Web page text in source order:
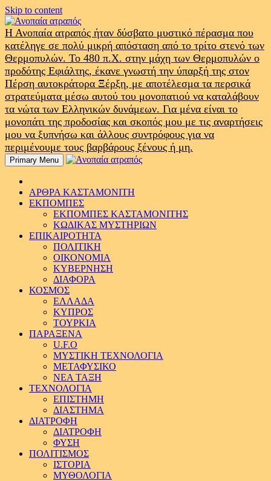
Skip to content
Η Ανοπαία ατραπός ήταν δύσβατο μυστικό πέρασμα που
κατέληγε σε πολύ μικρή απόσταση από το τρίτο στενό των
Θερμοπυλών. Το 480 π.Χ. στην μάχη των Θερμοπυλών ο
προδότης Εφιάλτης, έκανε γνωστή την ύπαρξή της στον
Πέρση αυτοκράτορα Ξέρξη, με αποτέλεσμα τα περσικά
στρατεύματα μέσω αυτού του μονοπατιού να καταλάβουν
τα νώτα των Ελληνικών δυνάμεων. Για μένα είναι το
μονοπάτι της προδοσίας και σκοπός μου με τις αναρτήσεις
μου να ξυπνήσω και άλλους συντρόφους για να
περιμένουμε τους βαρβάρους ξένους ή μη.
Primary Menu
ΑΡΘΡΑ ΚΑΣΤΑΜΟΝΙΤΗ
ΕΚΠΟΜΠΕΣ
ΕΚΠΟΜΠΕΣ ΚΑΣΤΑΜΟΝΙΤΗΣ
ΚΩΔΙΚΑΣ ΜΥΣΤΗΡΙΩΝ
ΕΠΙΚΑΙΡΟΤΗΤΑ
ΠΟΛΙΤΙΚΗ
ΟΙΚΟΝΟΜΙΑ
ΚΥΒΕΡΝΗΣΗ
ΔΙΑΦΟΡΑ
ΚΟΣΜΟΣ
ΕΛΛΑΔΑ
ΚΥΠΡΟΣ
ΤΟΥΡΚΙΑ
ΠΑΡΑΞΕΝΑ
U.F.O
ΜΥΣΤΙΚΗ ΤΕΧΝΟΛΟΓΙΑ
ΜΕΤΑΦΥΣΙΚΟ
ΝΕΑ ΤΑΞΗ
ΤΕΧΝΟΛΟΓΙΑ
ΕΠΙΣΤΗΜΗ
ΔΙΑΣΤΗΜΑ
ΔΙΑΤΡΟΦΗ
ΔΙΑΤΡΟΦΗ
ΦΥΣΗ
ΠΟΛΙΤΙΣΜΟΣ
ΙΣΤΟΡΙΑ
ΜΥΘΟΛΟΓΙΑ